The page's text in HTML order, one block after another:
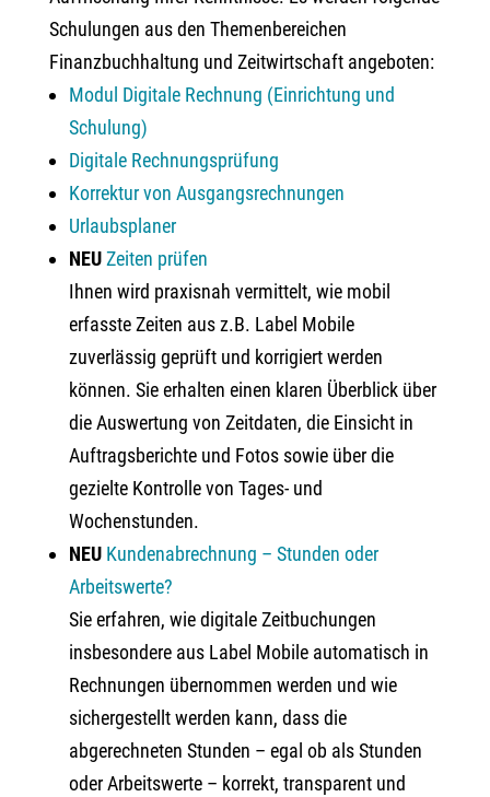
Schulungen aus den Themenbereichen
Finanzbuchhaltung und Zeitwirtschaft angeboten:
Modul Digitale Rechnung (Einrichtung und
Schulung)
Digitale Rechnungsprüfung
Korrektur von Ausgangsrechnungen
Urlaubsplaner
NEU Zeiten prüfen
Ihnen wird praxisnah vermittelt, wie mobil
erfasste Zeiten aus z.B. Label Mobile
zuverlässig geprüft und korrigiert werden
können. Sie erhalten einen klaren Überblick über
die Auswertung von Zeitdaten, die Einsicht in
Auftragsberichte und Fotos sowie über die
gezielte Kontrolle von Tages- und
Wochenstunden.
NEU Kundenabrechnung – Stunden oder
Arbeitswerte?
Sie erfahren, wie digitale Zeitbuchungen
insbesondere aus Label Mobile automatisch in
Rechnungen übernommen werden und wie
sichergestellt werden kann, dass die
abgerechneten Stunden – egal ob als Stunden
oder Arbeitswerte – korrekt, transparent und